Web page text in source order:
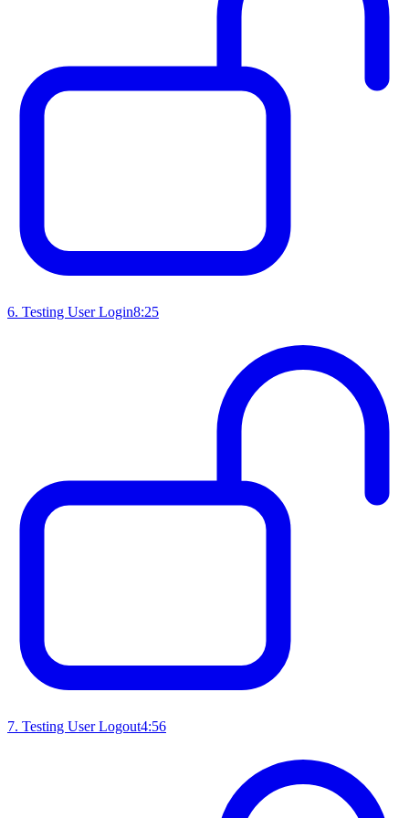
6. Testing User Login8:25
7. Testing User Logout4:56